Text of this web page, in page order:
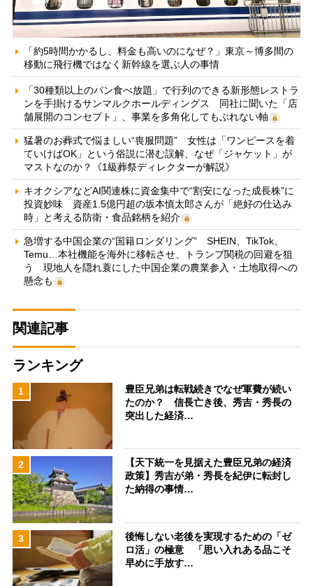
「約5時間かかるし、料金も高いのになぜ？」東京～博多間の
移動に飛行機ではなく新幹線を選ぶ人の事情
「30種類以上のパン食べ放題」で行列のできる新形態レストラ
ンを手掛けるサンマルクホールディングス 同社に聞いた「店
舗展開のコンセプト」、事業を多角化してもぶれない軸
猛暑のお葬式で悩ましい“喪服問題” 女性は「ワンピースを着
ていけばOK」という俗説に潜む誤解、なぜ「ジャケット」が
マストなのか？《1級葬祭ディレクターが解説》
キオクシアなどAI関連株に資金集中で“割安になった成長株”に
投資妙味 資産1.5億円超の坂本慎太郎さんが「絶好の仕込み
時」と考える防衛・食品銘柄を紹介
急増する中国企業の“国籍ロンダリング” SHEIN、TikTok、
Temu…本社機能を海外に移転させ、トランプ関税の回避を狙
う 現地人を隠れ蓑にした中国企業の農業参入・土地取得への
懸念も
関連記事
ランキング
1
豊臣兄弟は転戦続きでなぜ軍費が続い
たのか？ 信長亡き後、秀吉・秀長の
突出した経済…
2
【天下統一を見据えた豊臣兄弟の経済
政策】秀吉が弟・秀長を紀伊に転封し
た納得の事情…
3
後悔しない老後を実現するための「ゼ
ロ活」の極意 「思い入れある品こそ
早めに手放す…